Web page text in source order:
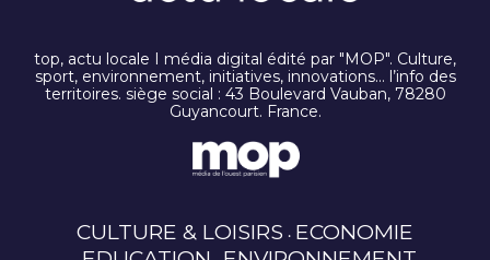
top, actu locale I média digital édité par "MOP". Culture,
sport, environnement, initiatives, innovations… l’info des
territoires. siège social : 43 Boulevard Vauban, 78280
Guyancourt. France.
CULTURE & LOISIRS ECONOMIE